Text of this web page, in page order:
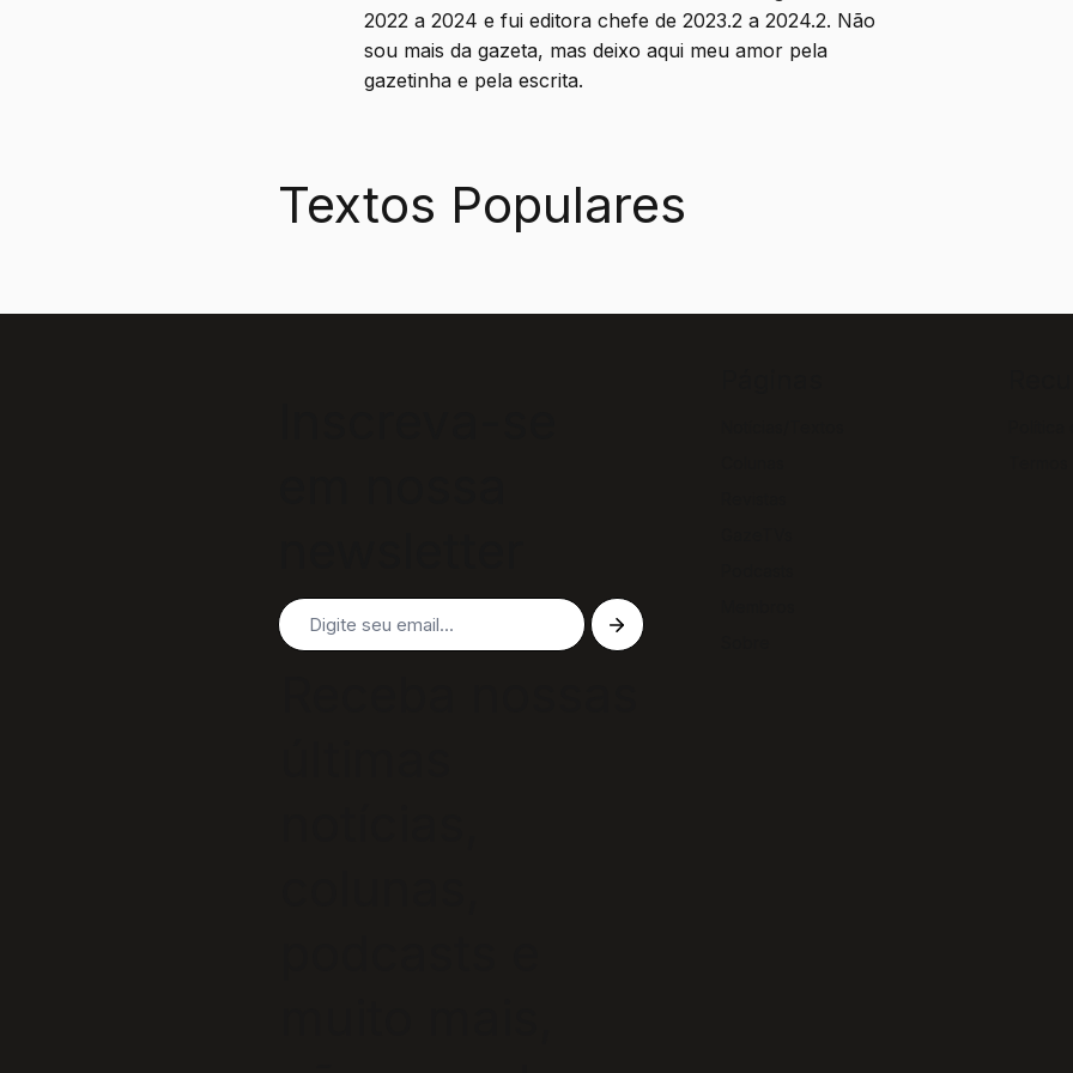
2022 a 2024 e fui editora chefe de 2023.2 a 2024.2. Não
sou mais da gazeta, mas deixo aqui meu amor pela
gazetinha e pela escrita.
Textos Populares